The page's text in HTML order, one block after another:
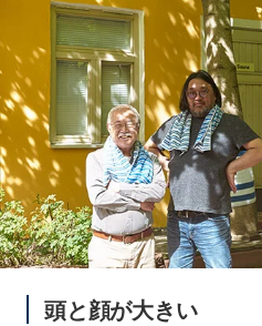
頭と顔が大きい